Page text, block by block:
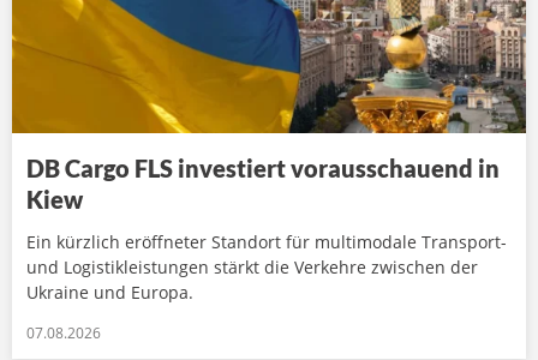
DB Cargo FLS investiert vorausschauend in
Kiew
Ein kürzlich eröffneter Standort für multimodale Transport-
und Logistikleistungen stärkt die Verkehre zwischen der
Ukraine und Europa.
07.08.2026